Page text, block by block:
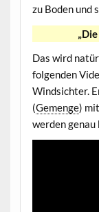
zu Boden und
Das wird
folgenden
Windsichter.
(Gemenge)
werden